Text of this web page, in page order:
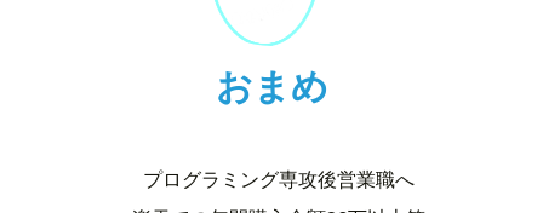
おまめ
プログラミング専攻後営業職へ